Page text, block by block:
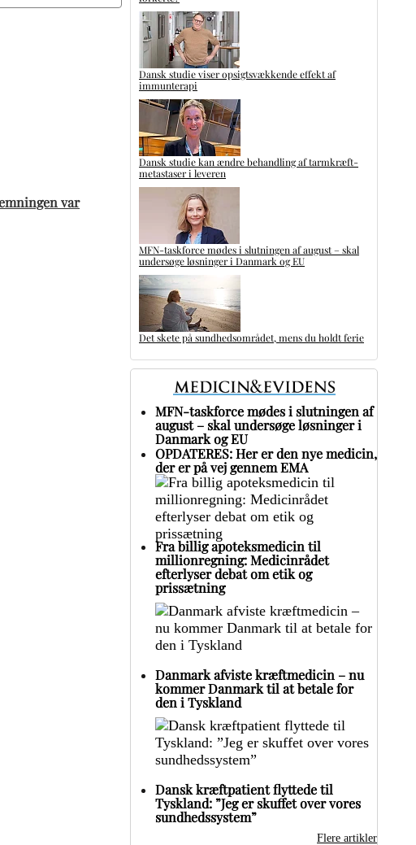
var
Dansk studie viser opsigtsvækkende effekt af
immunterapi
Dansk studie kan ændre behandling af tarmkræft-
metastaser i leveren
MFN-taskforce mødes i slutningen af august – skal
undersøge løsninger i Danmark og EU
Det skete på sundhedsområdet, mens du holdt ferie
MFN-taskforce mødes i slutningen af
august – skal undersøge løsninger i
Danmark og EU
OPDATERES: Her er den nye medicin,
der er på vej gennem EMA
Fra billig apoteksmedicin til
millionregning: Medicinrådet
efterlyser debat om etik og
prissætning
Danmark afviste kræftmedicin – nu
kommer Danmark til at betale for
den i Tyskland
Dansk kræftpatient flyttede til
Tyskland: ”Jeg er skuffet over vores
sundhedssystem”
Flere artikler